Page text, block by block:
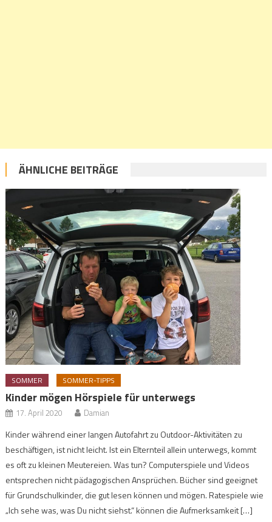
ÄHNLICHE BEITRÄGE
SOMMER SOMMER-TIPPS
Kinder mögen Hörspiele für unterwegs
17. April 2020 Damian
Kinder während einer langen Autofahrt zu Outdoor-Aktivitäten zu
beschäftigen, ist nicht leicht. Ist ein Elternteil allein unterwegs, kommt
es oft zu kleinen Meutereien. Was tun? Computerspiele und Videos
entsprechen nicht pädagogischen Ansprüchen. Bücher sind geeignet
für Grundschulkinder, die gut lesen können und mögen. Ratespiele wie
„Ich sehe was, was Du nicht siehst.“ können die Aufmerksamkeit […]